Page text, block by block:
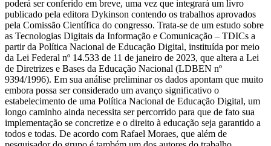
poderá ser conferido em breve, uma vez que integrará um livro
publicado pela editora Dykinson contendo os trabalhos aprovados
pela Comissão Científica do congresso. Trata-se de um estudo sobre
as Tecnologias Digitais da Informação e Comunicação – TDICs a
partir da Política Nacional de Educação Digital, instituída por meio
da Lei Federal nº 14.533 de 11 de janeiro de 2023, que altera a Lei
de Diretrizes e Bases da Educação Nacional (LDBEN nº
9394/1996). Em sua análise preliminar os dados apontam que muito
embora possa ser considerado um avanço significativo o
estabelecimento de uma Política Nacional de Educação Digital, um
longo caminho ainda necessita ser percorrido para que de fato sua
implementação se concretize e o direito à educação seja garantido a
todos e todas. De acordo com Rafael Moraes, que além de